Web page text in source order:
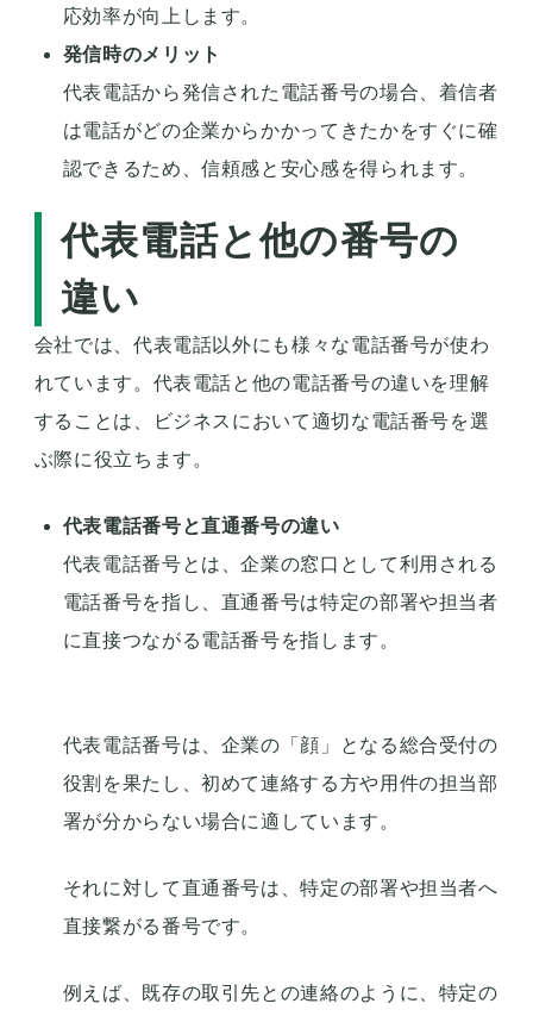
応効率が向上します。
発信時のメリット
代表電話から発信された電話番号の場合、着信者
は電話がどの企業からかかってきたかをすぐに確
認できるため、信頼感と安心感を得られます。
代表電話と他の番号の
違い
会社では、代表電話以外にも様々な電話番号が使わ
れています。代表電話と他の電話番号の違いを理解
することは、ビジネスにおいて適切な電話番号を選
ぶ際に役立ちます。
代表電話番号と直通番号の違い
代表電話番号とは、企業の窓口として利用される
電話番号を指し、直通番号は特定の部署や担当者
に直接つながる電話番号を指します。
代表電話番号は、企業の「顔」となる総合受付の
役割を果たし、初めて連絡する方や用件の担当部
署が分からない場合に適しています。
それに対して直通番号は、特定の部署や担当者へ
直接繋がる番号です。
例えば、既存の取引先との連絡のように、特定の